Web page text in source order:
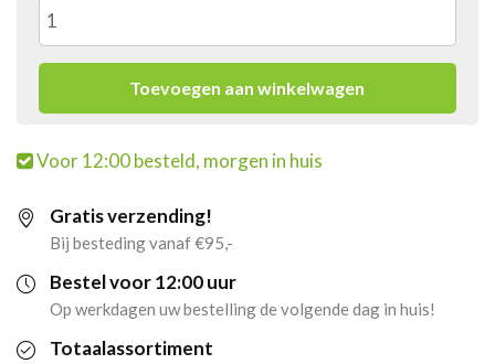
Warhead
Sour
(24x
51
gram)
aantal
Toevoegen aan winkelwagen
Voor 12:00 besteld, morgen in huis
Gratis verzending!
Bij besteding vanaf €95,-
Bestel voor 12:00 uur
Op werkdagen uw bestelling de volgende dag in huis!
Totaalassortiment